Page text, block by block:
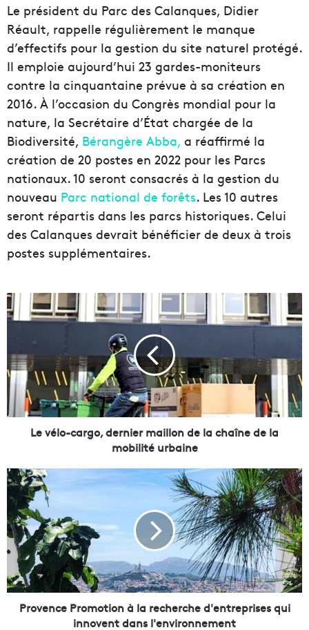
Le président du Parc des Calanques, Didier
Réault, rappelle régulièrement le manque
d’effectifs pour la gestion du site naturel protégé.
Il emploie aujourd’hui 23 gardes-moniteurs
contre la cinquantaine prévue à sa création en
2016. À l’occasion du Congrès mondial pour la
nature, la Secrétaire d’État chargée de la
Biodiversité, Bérangère Abba, a réaffirmé la
création de 20 postes en 2022 pour les Parcs
nationaux. 10 seront consacrés à la gestion du
nouveau Parc national de forêts. Les 10 autres
seront répartis dans les parcs historiques. Celui
des Calanques devrait bénéficier de deux à trois
postes supplémentaires.
L
e
o
-
c
a
,
d
e
r
n
i
r
m
Le vélo-cargo, dernier maillon de la chaîne de la
mobilité urbaine
P
r
o
v
e
n
e
P
Provence Promotion à la recherche d'entreprises qui
innovent dans l'environnement